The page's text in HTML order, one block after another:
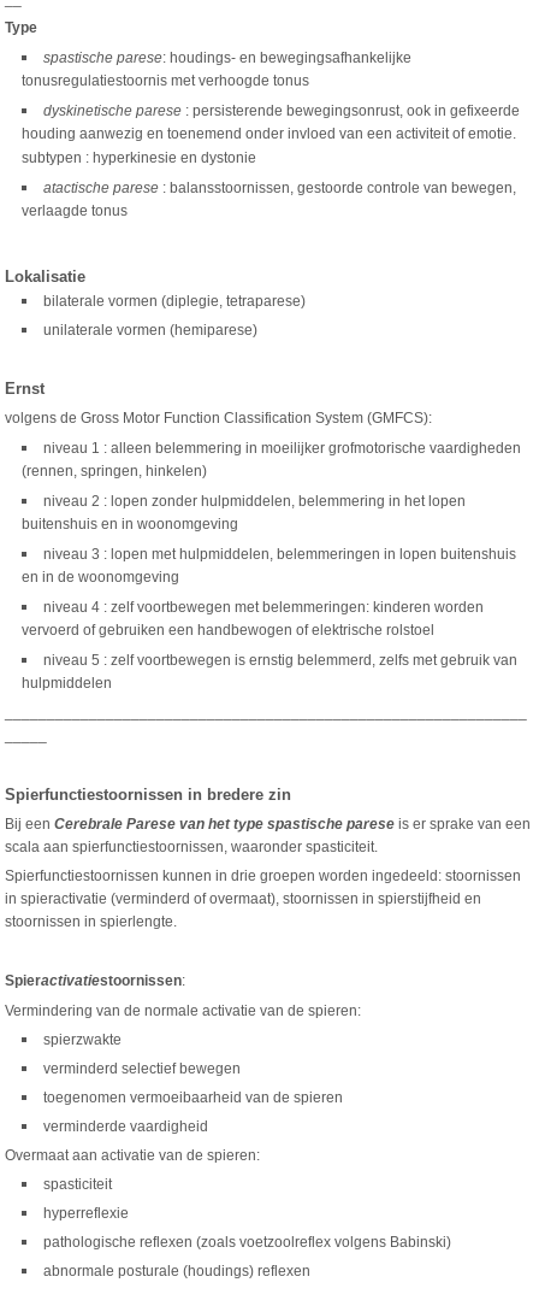
Type
spastische parese: houdings- en bewegingsafhankelijke
tonusregulatiestoornis met verhoogde tonus
dyskinetische parese : persisterende bewegingsonrust, ook in gefixeerde
houding aanwezig en toenemend onder invloed van een activiteit of emotie.
subtypen : hyperkinesie en dystonie
atactische parese : balansstoornissen, gestoorde controle van bewegen,
verlaagde tonus
Lokalisatie
bilaterale vormen (diplegie, tetraparese)
unilaterale vormen (hemiparese)
Ernst
volgens de Gross Motor Function Classification System (GMFCS):
niveau 1 : alleen belemmering in moeilijker grofmotorische vaardigheden
(rennen, springen, hinkelen)
niveau 2 : lopen zonder hulpmiddelen, belemmering in het lopen
buitenshuis en in woonomgeving
niveau 3 : lopen met hulpmiddelen, belemmeringen in lopen buitenshuis
en in de woonomgeving
niveau 4 : zelf voortbewegen met belemmeringen: kinderen worden
vervoerd of gebruiken een handbewogen of elektrische rolstoel
niveau 5 : zelf voortbewegen is ernstig belemmerd, zelfs met gebruik van
hulpmiddelen
Spierfunctiestoornissen in bredere zin
Bij eenCerebrale Parese van het type spastische parese is er sprake van een
scala aan spierfunctiestoornissen, waaronder spasticiteit.
Spierfunctiestoornissen kunnen in drie groepen worden ingedeeld: stoornissen
in spieractivatie (verminderd of overmaat), stoornissen in spierstijfheid en
stoornissen in spierlengte.
Spieractivatiestoornissen:
Vermindering van de normale activatie van de spieren:
spierzwakte
verminderd selectief bewegen
toegenomen vermoeibaarheid van de spieren
verminderde vaardigheid
Overmaat aan activatie van de spieren:
spasticiteit
hyperreflexie
pathologische reflexen (zoals voetzoolreflex volgens Babinski)
abnormale posturale (houdings) reflexen